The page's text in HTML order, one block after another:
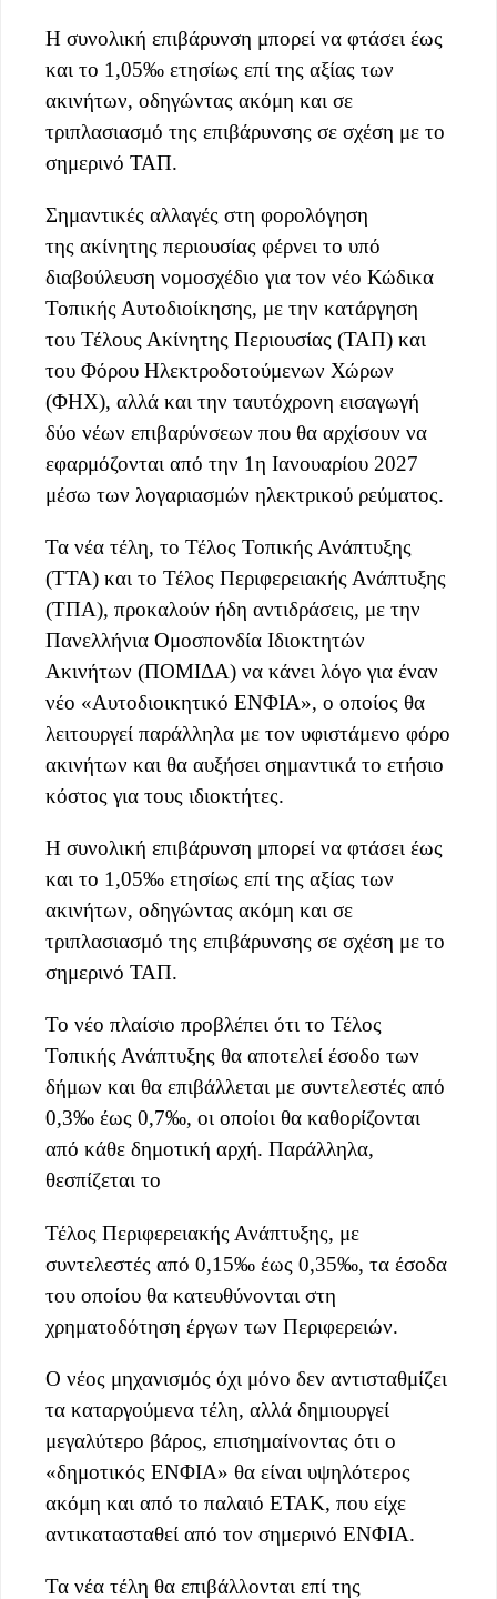
Η συνολική επιβάρυνση μπορεί να φτάσει έως
και το 1,05‰ ετησίως επί της αξίας των
ακινήτων, οδηγώντας ακόμη και σε
τριπλασιασμό της επιβάρυνσης σε σχέση με το
σημερινό ΤΑΠ.
Σημαντικές αλλαγές στη φορολόγηση
της ακίνητης περιουσίας φέρνει το υπό
διαβούλευση νομοσχέδιο για τον νέο Κώδικα
Τοπικής Αυτοδιοίκησης, με την κατάργηση
του Τέλους Ακίνητης Περιουσίας (ΤΑΠ) και
του Φόρου Ηλεκτροδοτούμενων Χώρων
(ΦΗΧ), αλλά και την ταυτόχρονη εισαγωγή
δύο νέων επιβαρύνσεων που θα αρχίσουν να
εφαρμόζονται από την 1η Ιανουαρίου 2027
μέσω των λογαριασμών ηλεκτρικού ρεύματος.
Τα νέα τέλη, το Τέλος Τοπικής Ανάπτυξης
(ΤΤΑ) και το Τέλος Περιφερειακής Ανάπτυξης
(ΤΠΑ), προκαλούν ήδη αντιδράσεις, με την
Πανελλήνια Ομοσπονδία Ιδιοκτητών
Ακινήτων (ΠΟΜΙΔΑ) να κάνει λόγο για έναν
νέο «Αυτοδιοικητικό ΕΝΦΙΑ», ο οποίος θα
λειτουργεί παράλληλα με τον υφιστάμενο φόρο
ακινήτων και θα αυξήσει σημαντικά το ετήσιο
κόστος για τους ιδιοκτήτες.
Η συνολική επιβάρυνση μπορεί να φτάσει έως
και το 1,05‰ ετησίως επί της αξίας των
ακινήτων, οδηγώντας ακόμη και σε
τριπλασιασμό της επιβάρυνσης σε σχέση με το
σημερινό ΤΑΠ.
Το νέο πλαίσιο προβλέπει ότι το Τέλος
Τοπικής Ανάπτυξης θα αποτελεί έσοδο των
δήμων και θα επιβάλλεται με συντελεστές από
0,3‰ έως 0,7‰, οι οποίοι θα καθορίζονται
από κάθε δημοτική αρχή. Παράλληλα,
θεσπίζεται το
Τέλος Περιφερειακής Ανάπτυξης, με
συντελεστές από 0,15‰ έως 0,35‰, τα έσοδα
του οποίου θα κατευθύνονται στη
χρηματοδότηση έργων των Περιφερειών.
Ο νέος μηχανισμός όχι μόνο δεν αντισταθμίζει
τα καταργούμενα τέλη, αλλά δημιουργεί
μεγαλύτερο βάρος, επισημαίνοντας ότι ο
«δημοτικός ΕΝΦΙΑ» θα είναι υψηλότερος
ακόμη και από το παλαιό ΕΤΑΚ, που είχε
αντικατασταθεί από τον σημερινό ΕΝΦΙΑ.
Τα νέα τέλη θα επιβάλλονται επί της